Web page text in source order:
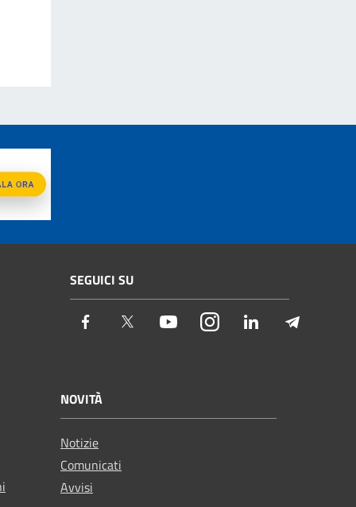
SEGUICI SU
Facebook Twitter YoutubeInstagramLinkedIn
NOVITÀ
Notizie
Comunicati
Avvisi